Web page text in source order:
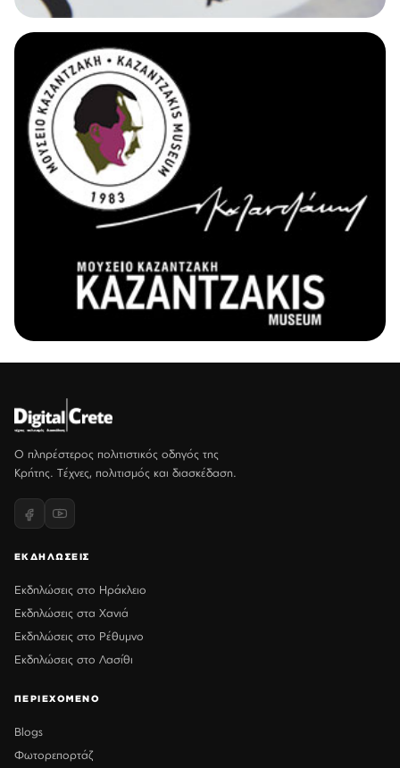
Ο πληρέστερος πολιτιστικός οδηγός της
Κρήτης. Τέχνες, πολιτισμός και διασκέδαση.
ΕΚΔΗΛΩΣΕΙΣ
Εκδηλώσεις στο Ηράκλειο
Εκδηλώσεις στα Χανιά
Εκδηλώσεις στο Ρέθυμνο
Εκδηλώσεις στο Λασίθι
ΠΕΡΙΕΧΟΜΕΝΟ
Blogs
Φωτορεπορτάζ